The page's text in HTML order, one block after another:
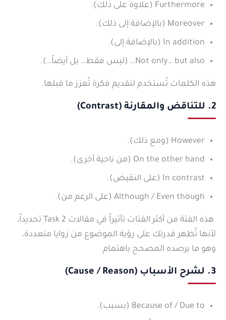
Furthermore (علاوة على ذلك).
Moreover (بالإضافة إلى ذلك).
In addition (بالإضافة إلى).
Not only… but also… (ليس فقط… بل أيضاً…).
هذه الكلمات تُستخدم لتقديم فكرة تُعزز ما قبلها.
2. للتناقض والمقارنة (Contrast)
However (ومع ذلك).
On the other hand (من ناحية أخرى).
In contrast (على النقيض).
Although / Even though (على الرغم من).
هذه الفئة من أكثر الفئات تأثيراً في مقالات Task 2 تحديداً،
لأنها تُظهر قدرتك على رؤية الموضوع من زوايا متعددة،
وهو ما يرصده المصحح باهتمام.
3. لشرح الأسباب (Cause / Reason)
Because of / Due to (بسبب).